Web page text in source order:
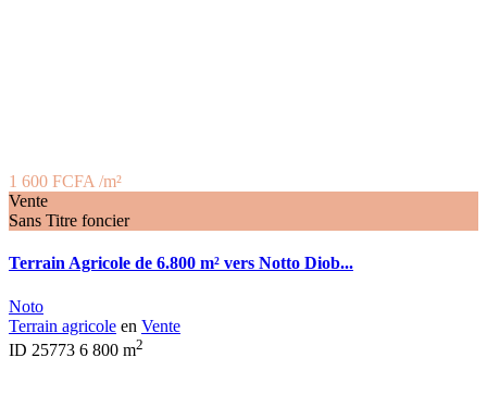
1 600 FCFA /m²
Vente
Sans Titre foncier
Terrain Agricole de 6.800 m² vers Notto Diob...
Noto
Terrain agricole en Vente
ID 25773 6 800 m2